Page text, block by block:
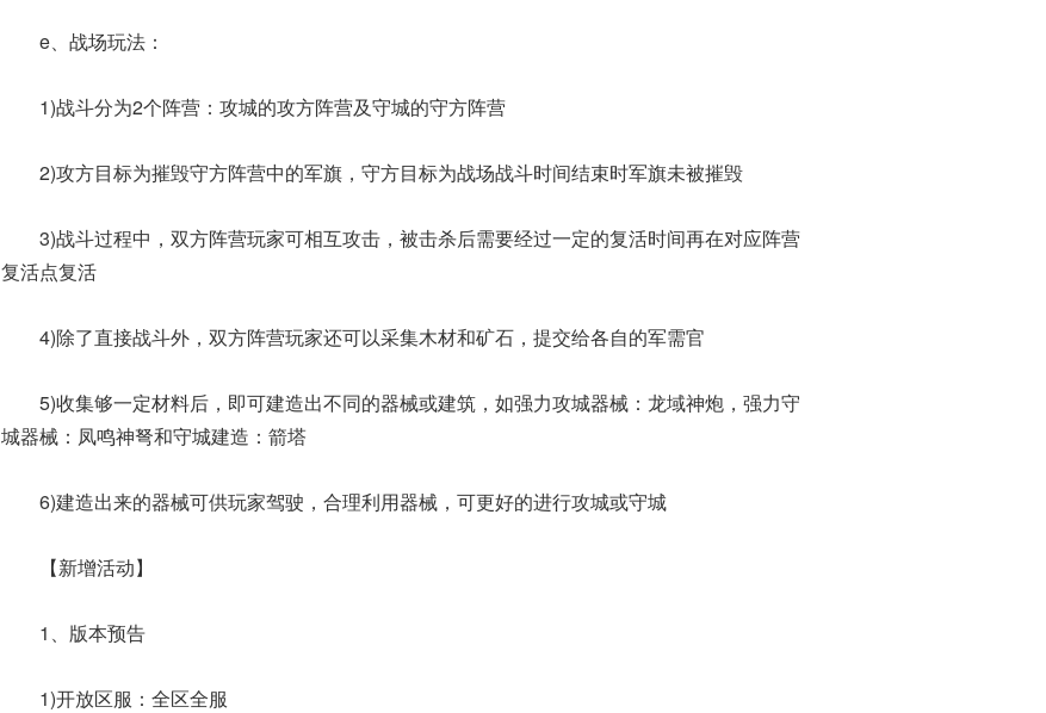
e、战场玩法：
1)战斗分为2个阵营：攻城的攻方阵营及守城的守方阵营
2)攻方目标为摧毁守方阵营中的军旗，守方目标为战场战斗时间结束时军旗未被摧毁
3)战斗过程中，双方阵营玩家可相互攻击，被击杀后需要经过一定的复活时间再在对应阵营
复活点复活
4)除了直接战斗外，双方阵营玩家还可以采集木材和矿石，提交给各自的军需官
5)收集够一定材料后，即可建造出不同的器械或建筑，如强力攻城器械：龙域神炮，强力守
城器械：凤鸣神弩和守城建造：箭塔
6)建造出来的器械可供玩家驾驶，合理利用器械，可更好的进行攻城或守城
【新增活动】
1、版本预告
1)开放区服：全区全服